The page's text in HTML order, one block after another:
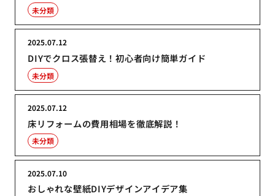
未分類
DIYでクロス張替え！初心者向け簡単ガイド
2025.07.12
未分類
床リフォームの費用相場を徹底解説！
2025.07.12
未分類
おしゃれな壁紙DIYデザインアイデア集
2025.07.10